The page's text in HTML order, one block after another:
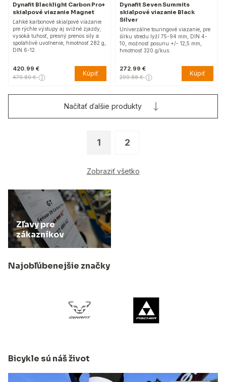
Dynafit Blacklight Carbon Pro+
skialpové viazanie Magnet
Ľahké karbonové skialpové viazanie
pre rýchle výstupy aj svižné zjazdy;
vysoká tuhosť, presný prenos sily a
spoľahlivé uvoľnenie, hmotnosť 282 g,
DIN 6-12.
420.99 €
479.80 € Kúpiť
Dynafit Seven Summits
skialpové viazanie Black
Silver
Univerzálne touringové viazanie, pre
šírku stredu lyží 75-94 mm, DIN 4-
10, možnosť posunu +/- 12,5 mm,
hmotnosť 320 g/kus.
272.99 €
299.88 € Kúpiť
1 2
Zobraziť všetko
Načítať ďalšie produkty
Zľavy pre
zákazníkov
Najobľúbenejšie značky
Bicykle sú náš život